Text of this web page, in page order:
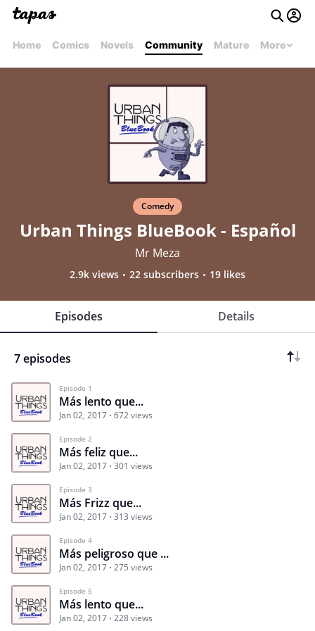
Home Comics Novels Community Mature More
Comedy
Urban Things BlueBook - Español
Mr Meza
2.9k views 22 subscribers 19 likes
Episodes Details
7 episodes
Episode 1
Más lento que...
Jan 02, 2017 672 views
Episode 2
Más feliz que...
Jan 02, 2017 301 views
Episode 3
Más Frizz que...
Jan 02, 2017 313 views
Episode 4
Más peligroso que ...
Jan 02, 2017 275 views
Episode 5
Más lento que...
Jan 02, 2017 228 views